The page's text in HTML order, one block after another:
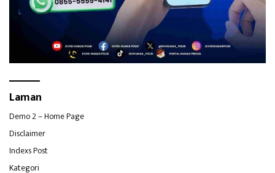
Laman
Demo 2 – Home Page
Disclaimer
Indexs Post
Kategori